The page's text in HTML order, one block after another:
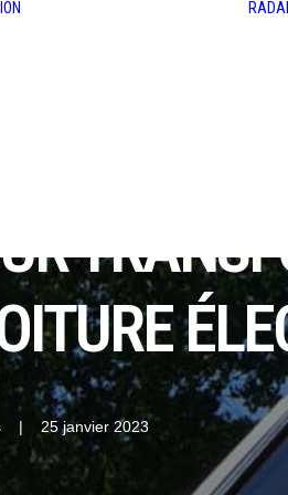
| 25 janvier 2023